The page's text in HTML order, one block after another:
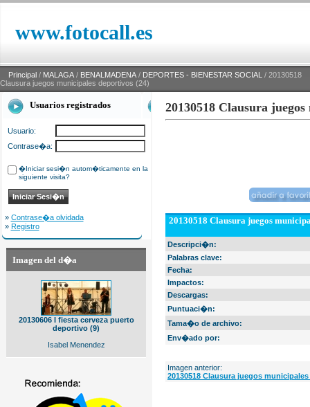
www.fotocall.es
Principal / MALAGA / BENALMADENA / DEPORTES - BIENESTAR SOCIAL / 20130518
Clausura juegos municipales deportivos (24)
Usuarios registrados
Usuario:
Contrase�a:
�Iniciar sesi�n autom�ticamente en la
siguiente visita?
» Contrase�a olvidada
» Registro
Imagen del d�a
20130606 I fiesta cerveza puerto
deportivo (9)
Isabel Menendez
20130518 Clausura
20130518 Clausura juegos
Descripci�n:
Palabras clave:
Fecha:
Impactos:
Descargas:
Puntuaci�n:
Tama�o de archivo:
Env�ado por:
Imagen anterior:
20130518 Clausura juegos